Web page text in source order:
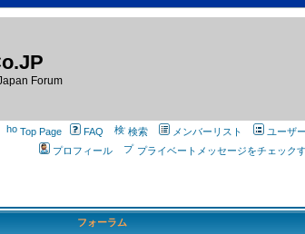
Forum
Top Page FAQ 検索 メンバーリスト ユーザ
プロフィール
プライベートメッセージをチェック
フォーラム